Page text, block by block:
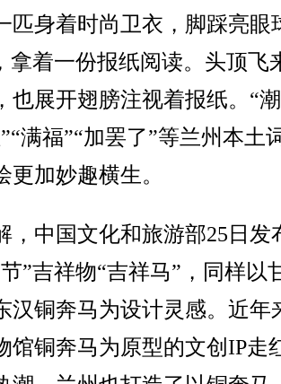
匹身着时尚卫衣，脚踩亮眼
拿着一份报纸阅读。头顶飞
也展开翅膀注视着报纸。“
满福”“加罢了”等兰州本土
更加妙趣横生。
中国文化和旅游部25日发
”吉祥物“吉祥马”，同样以
汉铜奔马为设计灵感。近年
馆铜奔马为原型的文创IP走